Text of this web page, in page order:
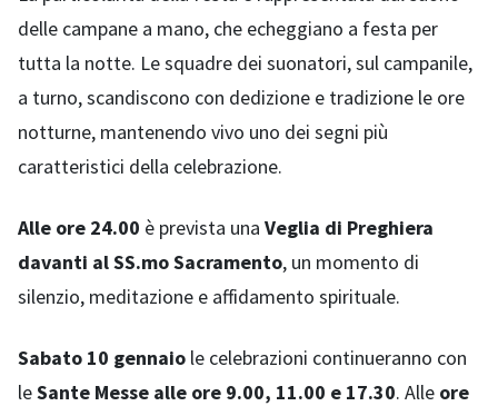
delle campane a mano, che echeggiano a festa per
tutta la notte. Le squadre dei suonatori, sul campanile,
a turno, scandiscono con dedizione e tradizione le ore
notturne, mantenendo vivo uno dei segni più
caratteristici della celebrazione.
Alle ore 24.00 è prevista una Veglia di Preghiera
davanti al SS.mo Sacramento, un momento di
silenzio, meditazione e affidamento spirituale.
Sabato 10 gennaio le celebrazioni continueranno con
leSante Messe alle ore 9.00, 11.00 e 17.30. Alle ore